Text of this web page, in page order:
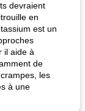
joes
devraient
en
est un
il aide à
de
les
à une